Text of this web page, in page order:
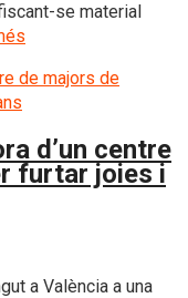
se material
d’un centre
furtar joies i
a València a una